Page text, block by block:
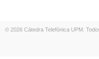
© 2026 Cátedra Telefónica UPM.